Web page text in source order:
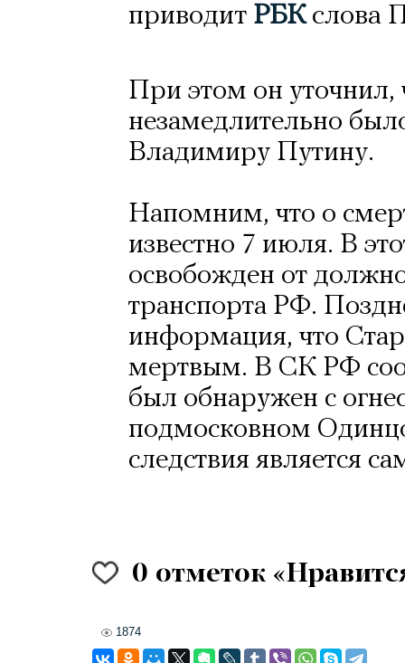
приводит РБКслова
При этом он
незамедлительно
Владимиру Путину.
Напомним, что о
известно 7 июля. В
освобожден от
транспорта РФ.
информация, что
мертвым. В СК РФ
был обнаружен с
подмосковном
следствия является
0 отметок
1874